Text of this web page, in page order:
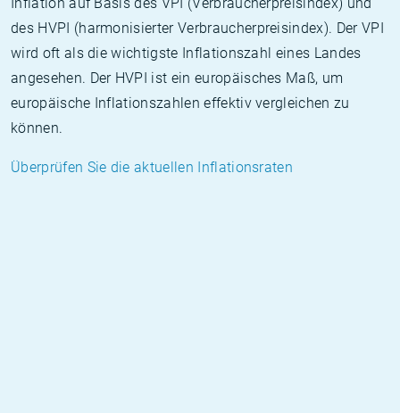
des HVPI (harmonisierter Verbraucherpreisindex). Der VPI
wird oft als die wichtigste Inflationszahl eines Landes
angesehen. Der HVPI ist ein europäisches Maß, um
europäische Inflationszahlen effektiv vergleichen zu
können.
Überprüfen Sie die aktuellen Inflationsraten